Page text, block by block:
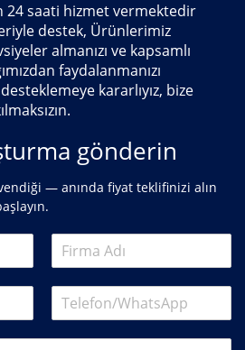
24 saati hizmet vermektedir
destek, Ürünlerimiz
almanızı ve kapsamlı
faydalanmanızı
kararlıyız, bize
gönderin
— anında fiyat teklifinizi alın